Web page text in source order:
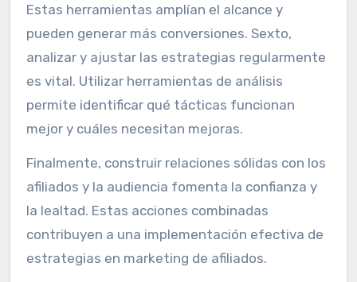
Estas herramientas amplían el alcance y
pueden generar más conversiones. Sexto,
analizar y ajustar las estrategias regularmente
es vital. Utilizar herramientas de análisis
permite identificar qué tácticas funcionan
mejor y cuáles necesitan mejoras.
Finalmente, construir relaciones sólidas con los
afiliados y la audiencia fomenta la confianza y
la lealtad. Estas acciones combinadas
contribuyen a una implementación efectiva de
estrategias en marketing de afiliados.